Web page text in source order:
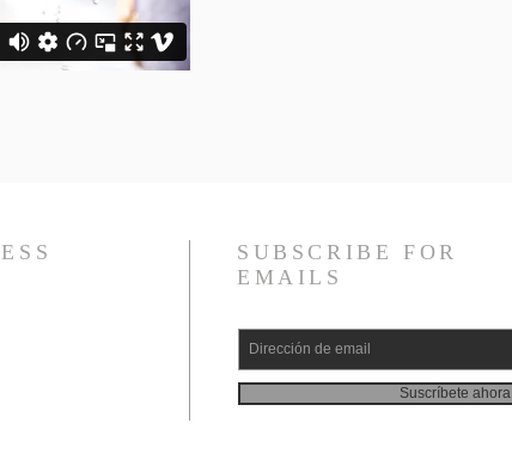
SUBSCRIBE FOR
EMAILS
Suscríbete ahora